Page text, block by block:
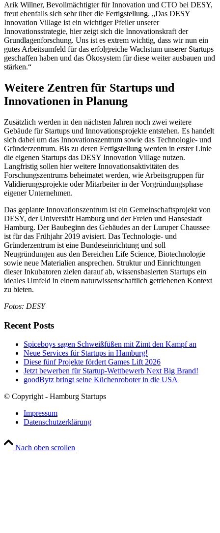
Arik Willner, Bevollmächtigter für Innovation und CTO bei DESY,
freut ebenfalls sich sehr über die Fertigstellung. „Das DESY
Innovation Village ist ein wichtiger Pfeiler unserer
Innovationsstrategie, hier zeigt sich die Innovationskraft der
Grundlagenforschung. Uns ist es extrem wichtig, dass wir nun ein
gutes Arbeitsumfeld für das erfolgreiche Wachstum unserer Startups
geschaffen haben und das Ökosystem für diese weiter ausbauen und
stärken.“
Weitere Zentren für Startups und
Innovationen in Planung
Zusätzlich werden in den nächsten Jahren noch zwei weitere
Gebäude für Startups und Innovationsprojekte entstehen. Es handelt
sich dabei um das Innovationszentrum sowie das Technologie- und
Gründerzentrum. Bis zu deren Fertigstellung werden in erster Linie
die eigenen Startups das DESY Innovation Village nutzen.
Langfristig sollen hier weitere Innovationsaktivitäten des
Forschungszentrums beheimatet werden, wie Arbeitsgruppen für
Validierungsprojekte oder Mitarbeiter in der Vorgründungsphase
eigener Unternehmen.
Das geplante Innovationszentrum ist ein Gemeinschaftsprojekt von
DESY, der Universität Hamburg und der Freien und Hansestadt
Hamburg. Der Baubeginn des Gebäudes an der Luruper Chaussee
ist für das Frühjahr 2019 avisiert. Das Technologie- und
Gründerzentrum ist eine Bundeseinrichtung und soll
Neugründungen aus den Bereichen Life Science, Biotechnologie
sowie neue Materialien ansprechen. Struktur und Einrichtungen
dieser Inkubatoren zielen darauf ab, wissensbasierten Startups ein
ideales Umfeld in einem naturwissenschaftlich getriebenen Kontext
zu bieten.
Fotos: DESY
Recent Posts
Spiceboys sagen Schweißfüßen mit Zimt den Kampf an
Neue Services für Startups in Hamburg!
Diese fünf Projekte fördert Games Lift 2026
Jetzt bewerben für Startup-Wettbewerb Next Big Brand!
goodBytz bringt seine Küchenroboter in die USA
© Copyright - Hamburg Startups
Impressum
Datenschutzerklärung
Nach oben scrollen